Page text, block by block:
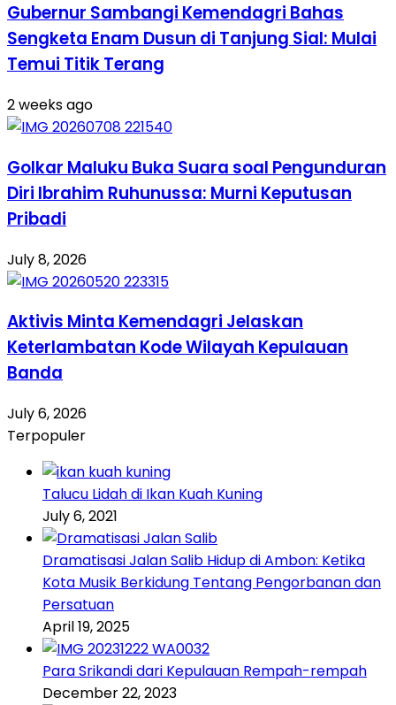
Gubernur Sambangi Kemendagri Bahas
Sengketa Enam Dusun di Tanjung Sial: Mulai
Temui Titik Terang
2 weeks ago
Golkar Maluku Buka Suara soal Pengunduran
Diri Ibrahim Ruhunussa: Murni Keputusan
Pribadi
July 8, 2026
Aktivis Minta Kemendagri Jelaskan
Keterlambatan Kode Wilayah Kepulauan
Banda
July 6, 2026
Terpopuler
Talucu Lidah di Ikan Kuah Kuning
July 6, 2021
Dramatisasi Jalan Salib Hidup di Ambon: Ketika
Kota Musik Berkidung Tentang Pengorbanan dan
Persatuan
April 19, 2025
Para Srikandi dari Kepulauan Rempah-rempah
December 22, 2023